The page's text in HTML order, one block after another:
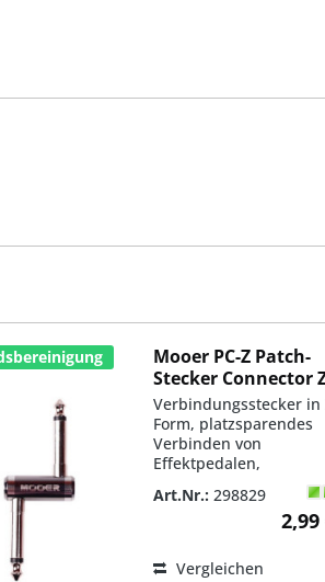
Mooer PC-Z Patch-
Stecker Connector
Verbindungsstecker in
Form, platzsparendes
Verbinden von
Effektpedalen,
unverpackt,
von Demoboards
Art.Nr.: 298829
Vergleichen